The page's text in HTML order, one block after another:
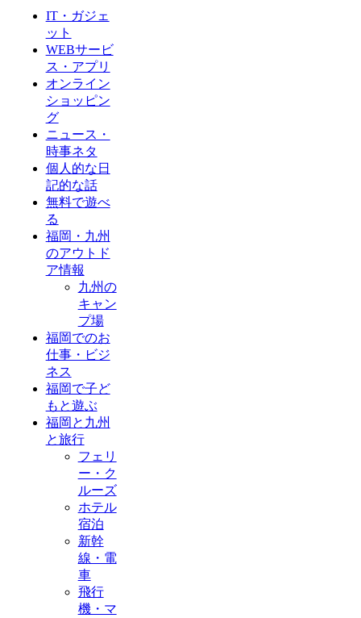
IT・ガジェ
ット
WEBサービ
ス・アプリ
オンライン
ショッピン
グ
ニュース・
時事ネタ
個人的な日
記的な話
無料で遊べ
る
福岡・九州
のアウトド
ア情報
九州の
キャン
プ場
福岡でのお
仕事・ビジ
ネス
福岡で子ど
もと遊ぶ
福岡と九州
と旅行
フェリ
ー・ク
ルーズ
ホテル
宿泊
新幹
線・電
車
飛行
機・マ